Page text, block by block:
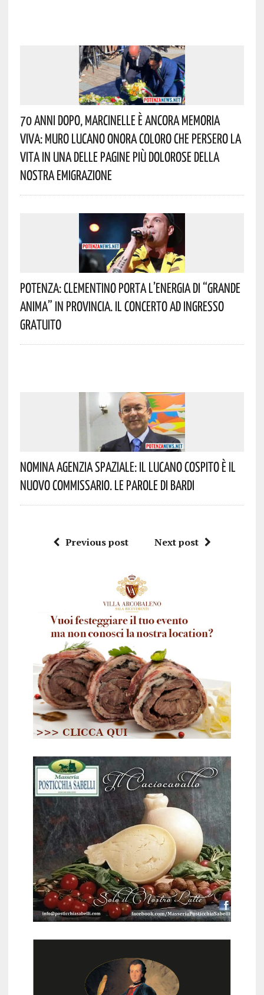
70 Anni Dopo, Marcinelle È Ancora Memoria
Viva: Muro Lucano Onora Coloro Che Persero La
Vita In Una Delle Pagine Più Dolorose Della
Nostra Emigrazione
Potenza: Clementino Porta L’energia Di “Grande
Anima” In Provincia. Il Concerto Ad Ingresso
Gratuito
Nomina Agenzia Spaziale: Il Lucano Cospito È Il
Nuovo Commissario. Le Parole Di Bardi
Previous post Next post